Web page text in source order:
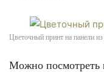
Цветочный принт на панели
Можно посмотреть